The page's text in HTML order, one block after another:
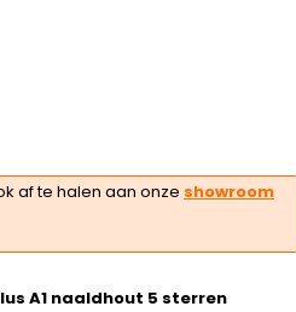
af te halen aan onze showroom
A1 naaldhout 5 sterren